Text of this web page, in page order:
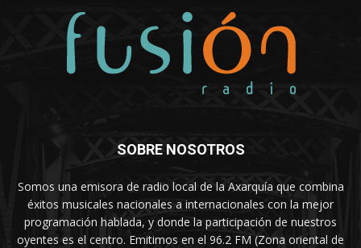
SOBRE NOSOTROS
Somos una emisora de radio local de la Axarquía que combina
éxitos musicales nacionales a internacionales con la mejor
programación hablada, y donde la participación de nuestros
oyentes es el centro. Emitimos en el 96.2 FM (Zona oriental de